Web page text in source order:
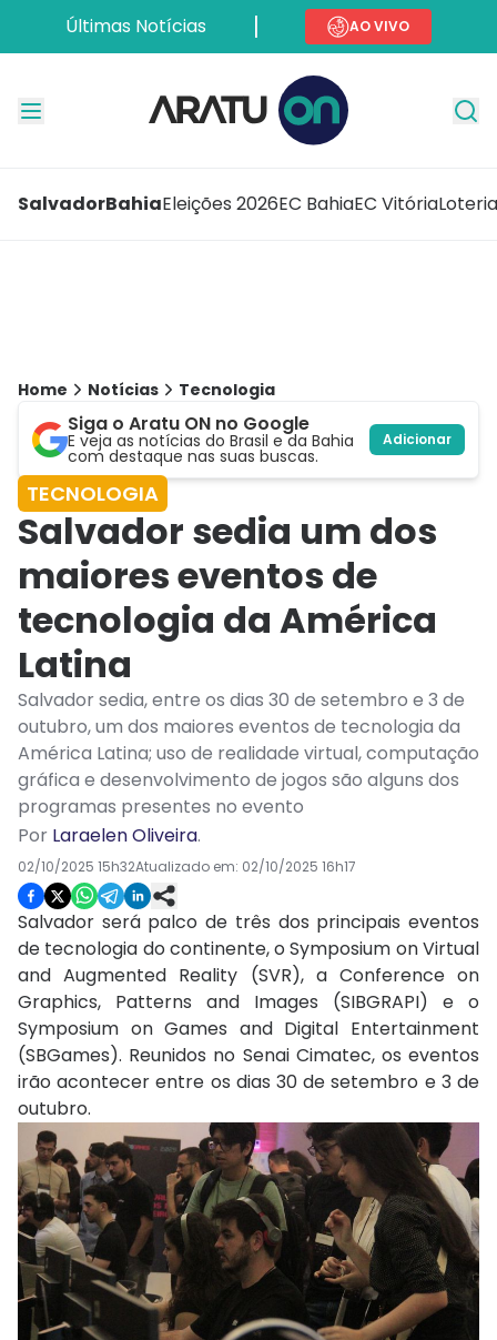
Últimas Notícias AO VIVO
SalvadorBahiaEleições 2026EC BahiaEC Vitória
Home Notícias Tecnologia
Siga o Aratu ON no Google
E veja as notícias do Brasil e da Bahia
com destaque nas suas buscas.
Adicionar
TECNOLOGIA
Salvador sedia um dos
maiores eventos de
tecnologia da América
Latina
Salvador sedia, entre os dias 30 de setembro e 3 de
outubro, um dos maiores eventos de tecnologia da
América Latina; uso de realidade virtual, computação
gráfica e desenvolvimento de jogos são alguns dos
programas presentes no evento
Por Laraelen Oliveira.
02/10/2025 15h32Atualizado em: 02/10/2025 16h17
Salvador será palco de três dos principais eventos
de tecnologia do continente, o Symposium on Virtual
and Augmented Reality (SVR), a Conference on
Graphics, Patterns and Images (SIBGRAPI) e o
Symposium on Games and Digital Entertainment
(SBGames). Reunidos no Senai Cimatec, os eventos
irão acontecer entre os dias 30 de setembro e 3 de
outubro.